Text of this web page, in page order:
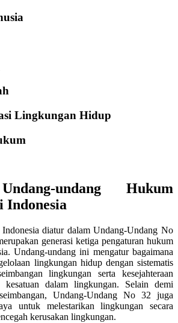
Lingkungan Hidup
undang Hukum
Indonesia
diatur dalam Undang-Undang No
generasi ketiga pengaturan hukum
Undang-undang ini mengatur bagaimana
lingkungan hidup dengan sistematis
lingkungan serta kesejahteraan
kesatuan dalam lingkungan. Selain demi
Undang-Undang No 32 juga
untuk melestarikan lingkungan secara
kerusakan lingkungan.